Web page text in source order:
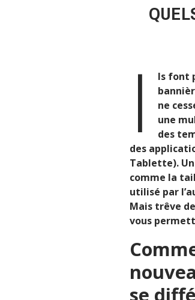
I
ls font
ne
une
des
des
Tablette).
comme la
utilisé par
Mais trêve
vous
se